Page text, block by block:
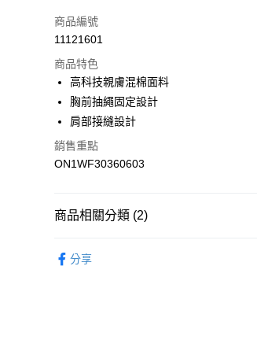
悠遊付
運送方式
7-11取貨(快速到店)
每筆NT$100，滿NT$1,500(含以上)免運費
宅配-本島
商品編號
11121601
商品特色
高科技親膚混棉面料
胸前抽繩固定設計
肩部接縫設計
銷售重點
ON1WF30360603
商品相關分類 (2)
分享